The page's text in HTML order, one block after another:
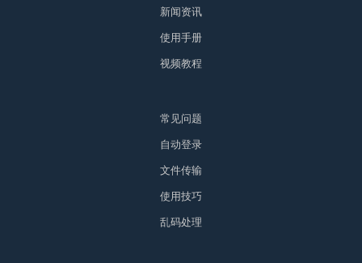
新闻资讯
使用手册
视频教程
常见问题
自动登录
文件传输
使用技巧
乱码处理